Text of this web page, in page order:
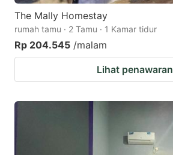
The Mally Homestay
rumah tamu · 2 Tamu · 1 Kamar tidur
Rp 204.545 /malam
Lihat penawaran